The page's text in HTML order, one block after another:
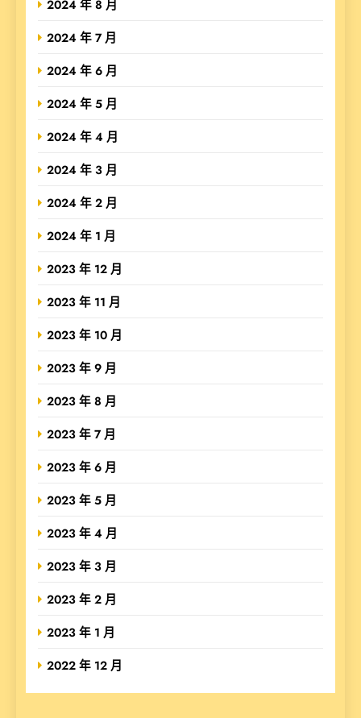
2024 年 8 月
2024 年 7 月
2024 年 6 月
2024 年 5 月
2024 年 4 月
2024 年 3 月
2024 年 2 月
2024 年 1 月
2023 年 12 月
2023 年 11 月
2023 年 10 月
2023 年 9 月
2023 年 8 月
2023 年 7 月
2023 年 6 月
2023 年 5 月
2023 年 4 月
2023 年 3 月
2023 年 2 月
2023 年 1 月
2022 年 12 月